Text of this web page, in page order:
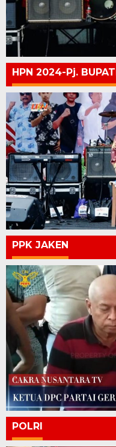
HPN 2024-Pj.
PPK JAKEN
POLRI